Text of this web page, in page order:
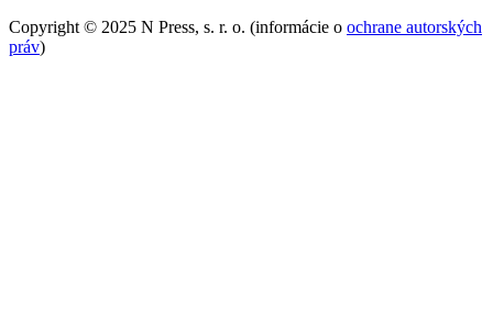
Copyright © 2025 N Press, s. r. o. (informácie o ochrane autorských
práv)